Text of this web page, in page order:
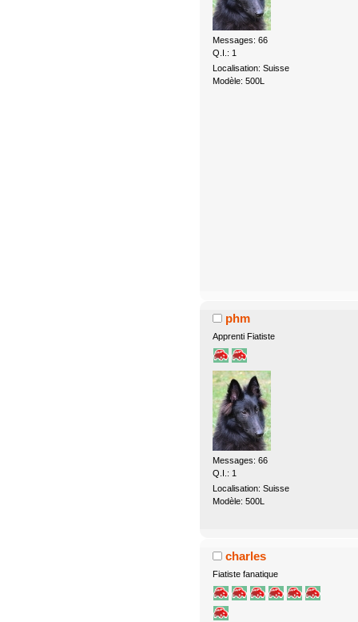
Messages: 66
Q.I.: 1
Localisation: Suisse
Modèle: 500L
phm
Apprenti Fiatiste
Messages: 66
Q.I.: 1
Localisation: Suisse
Modèle: 500L
charles
Fiatiste fanatique